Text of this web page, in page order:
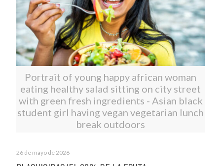
Portrait of young happy african woman
eating healthy salad sitting on city street
with green fresh ingredients - Asian black
student girl having vegan vegetarian lunch
break outdoors
26 de mayo de 2026